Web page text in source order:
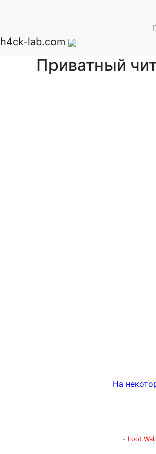
h4ck-lab.com
Приватный
На
- Loot